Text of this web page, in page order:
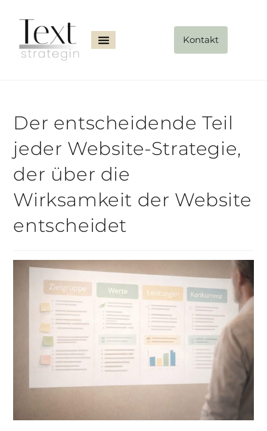
Kontakt
Der entscheidende Teil
jeder Website-Strategie,
der über die
Wirksamkeit der Website
entscheidet